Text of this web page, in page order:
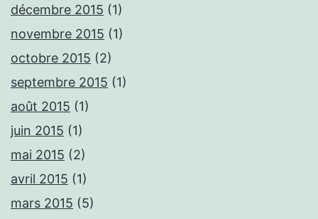
décembre 2015 (1)
novembre 2015 (1)
octobre 2015 (2)
septembre 2015 (1)
août 2015 (1)
juin 2015 (1)
mai 2015 (2)
avril 2015 (1)
mars 2015 (5)